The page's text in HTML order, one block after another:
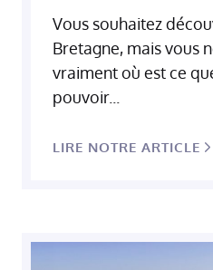
Vous souhaitez
Bretagne, mais vous
vraiment où est ce
pouvoir...
LIRE NOTRE ARTICLE